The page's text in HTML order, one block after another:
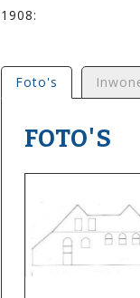
1908:
Foto's
FOTO'S